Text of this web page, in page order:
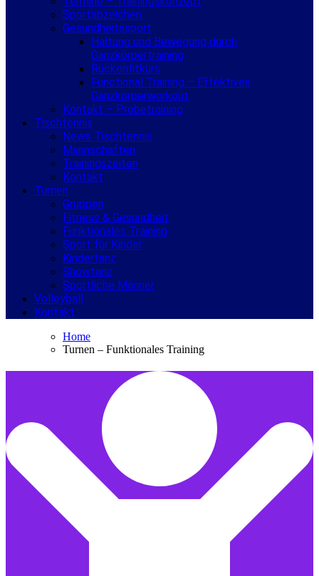
Sportabzeichen
Gesundheitssport
Haltung und Bewegung durch
Ganzkörpertraining
Rückenfitkurs
Functional Training – Effektives
Ganzkörperworkout
Kontakt – Probetraining
Tischtennis
News Tischtennis
Mannschaften
Trainingszeiten
Kontakt
Turnen
Gruppen
Fitness & Gesundheit
Funktionales Training
Sport für Kinder
Kindertanz
Showtanz
Sportliche Männer
Volleyball
Kontakt
Home
Turnen – Funktionales Training